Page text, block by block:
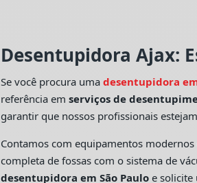
Desentupidora Ajax:
Se você procura umadesentupidora
referência emserviços de
garantir que nossos profissionais
Contamos com equipamentos
completa de fossas com o sistema de
desentupidora em São Paulo e solicite